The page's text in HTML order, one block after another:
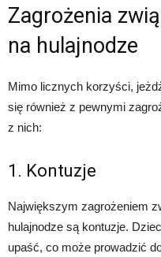
Zagrożenia
na hulajnodze
Mimo licznych korzyści,
się również z pewnymi
z nich:
1. Kontuzje
Największym zagrożeniem
hulajnodze są kontuzje.
upaść, co może prowadzić